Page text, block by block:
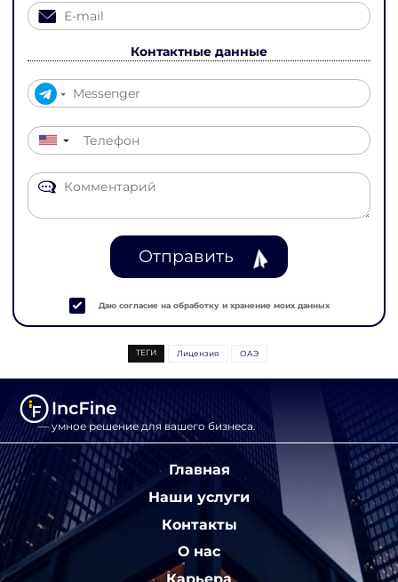
Контактные данные
▼
Отправить
Даю согласие на обработку и хранение моих данных
ТЕГИ Лицензия ОАЭ
— умное решение для вашего бизнеса.
Главная
Наши услуги
Контакты
О нас